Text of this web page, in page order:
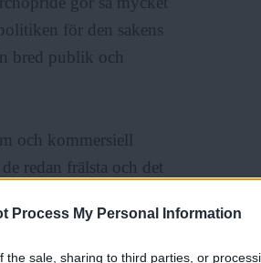
Process My Personal Information
the sale, sharing to third parties, or
för den sakens
bred publik och
och kommersiell
redan frälsta och det
Therese Johnson.
Pride.